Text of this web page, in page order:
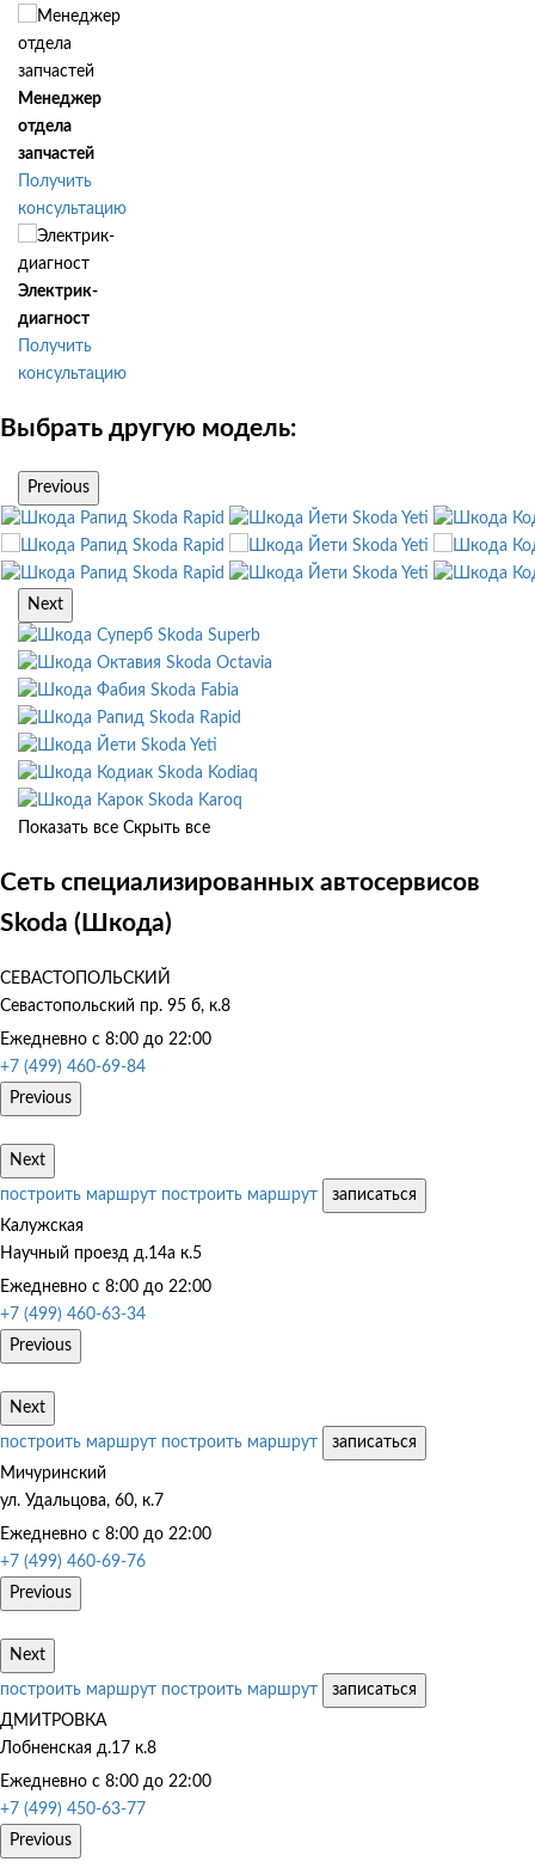
Менеджер
отдела
запчастей
Получить
консультацию
Электрик-
диагност
Получить
консультацию
Выбрать другую модель:
Previous
Skoda Rapid
Skoda Yeti
Skoda Rapid
Skoda Yeti
Skoda Rapid
Skoda Yeti
Next
Skoda Superb
Skoda Octavia
Skoda Fabia
Skoda Rapid
Skoda Yeti
Skoda Kodiaq
Skoda Karoq
Показать все Скрыть все
Сеть специализированных автосервисов
Skoda (Шкода)
СЕВАСТОПОЛЬСКИЙ
Севастопольский пр. 95 б, к.8
Ежедневно с 8:00 до 22:00
+7 (499) 460-69-84
Previous
Next
построить маршрут построить маршрут
записаться
Калужская
Научный проезд д.14а к.5
Ежедневно с 8:00 до 22:00
+7 (499) 460-63-34
Previous
Next
построить маршрут построить маршрут
записаться
Мичуринский
ул. Удальцова, 60, к.7
Ежедневно с 8:00 до 22:00
+7 (499) 460-69-76
Previous
Next
построить маршрут построить маршрут
записаться
ДМИТРОВКА
Лобненская д.17 к.8
Ежедневно с 8:00 до 22:00
+7 (499) 450-63-77
Previous